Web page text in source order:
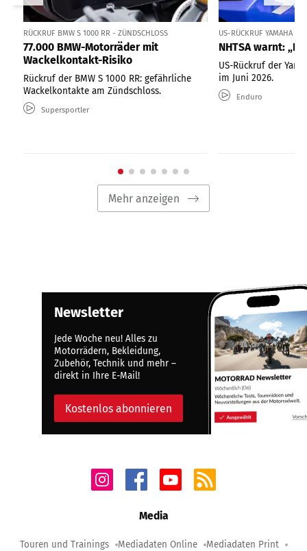
RÜCKRUF BMW S 1000 RR - ZÜNDSCHLOSS
77.000 BMW-Motorräder mit
Wackelkontakt-Risiko
Rückruf der BMW S 1000 RR: gefährliche
Wackelkontakte am Zündschloss.
Supersportler
US-RÜCKRUF YAMAHA
NHTSA warnt:
US-Rückruf der
im Juni 2026.
Enduro
Mehr anzeigen
Newsletter
Jede Woche neu! Alles zu
Motorrädern, Bekleidung,
Zubehör, Technik und mehr –
direkt in Ihre E-Mail!
Kostenlos abonnieren
Media
Touren und Trainings Mediadaten Online Mediadaten Print